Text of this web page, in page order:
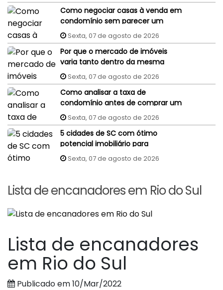
Como negociar casas à venda em
condomínio sem parecer um
comprador despreparado?
Sexta, 07 de agosto de 2026
Por que o mercado de imóveis
varia tanto dentro da mesma
cidade?
Sexta, 07 de agosto de 2026
Como analisar a taxa de
condomínio antes de comprar um
imóvel?
Sexta, 07 de agosto de 2026
5 cidades de SC com ótimo
potencial imobiliário para
investidores
Sexta, 07 de agosto de 2026
Lista de encanadores em Rio do Sul
Lista de encanadores
em Rio do Sul
Publicado em 10/Mar/2022